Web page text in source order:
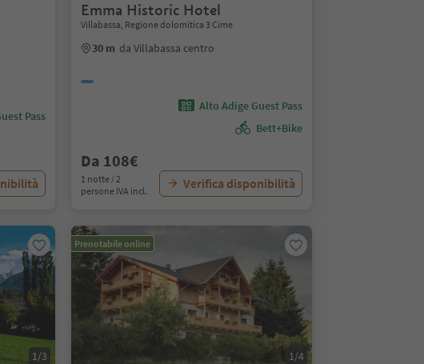
Pass
Emma Historic Hotel
Villabassa, Regione dolomitica 3 Cime
30 m da Villabassa centro
Alto Adige Guest Pass
Bett+Bike
Da 108€
1 notte / 2
persone IVA incl.
Verifica disponibilità
1/3
Prenotabile online
1/4